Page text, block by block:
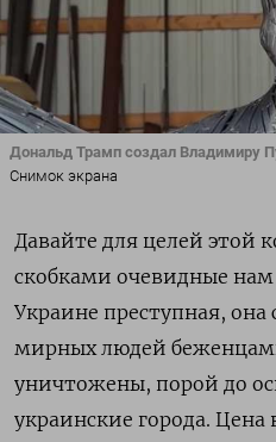
Дональд Трамп создал Владимиру
Снимок экрана
Давайте для целей этой
скобками очевидные
Украине преступная,
мирных людей
уничтожены, порой до
украинские города.